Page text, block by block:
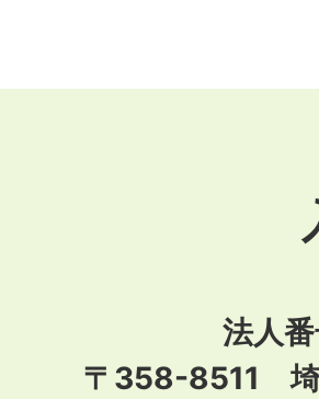
法人
〒358-8511 埼